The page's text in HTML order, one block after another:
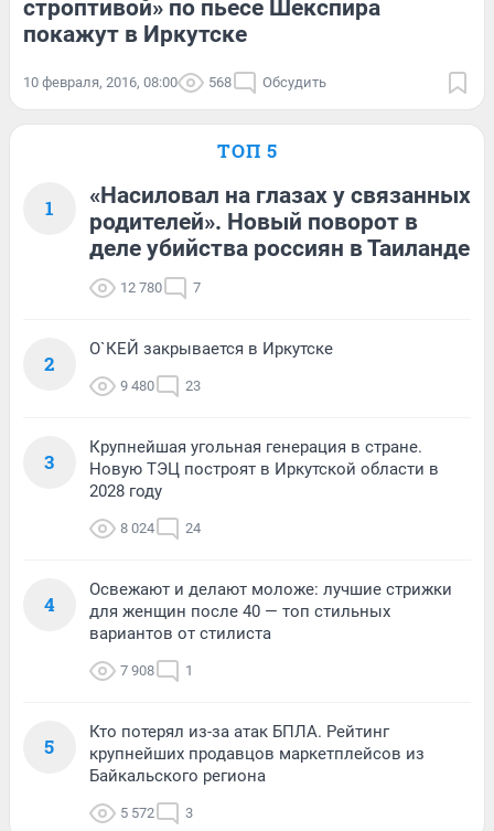
строптивой» по пьесе Шекспира
покажут в Иркутске
10 февраля, 2016, 08:00 568 Обсудить
ТОП 5
1
«Насиловал на глазах у связанных
родителей». Новый поворот в
деле убийства россиян в Таиланде
12 780 7
2
О`КЕЙ закрывается в Иркутске
9 480 23
3
Крупнейшая угольная генерация в стране.
Новую ТЭЦ построят в Иркутской области в
2028 году
8 024 24
4
Освежают и делают моложе: лучшие стрижки
для женщин после 40 — топ стильных
вариантов от стилиста
7 908 1
5
Кто потерял из-за атак БПЛА. Рейтинг
крупнейших продавцов маркетплейсов из
Байкальского региона
5 572 3